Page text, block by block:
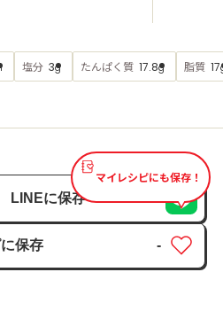
は塩分 3g たんぱく質 17.8g 脂質 17
マイレシピにも保存！
LINEに保存
保存
-